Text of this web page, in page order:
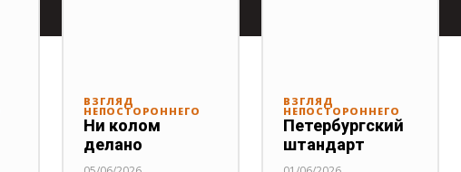
ВЗГЛЯД
НЕПОСТОРОННЕГО
Ни колом
делано
ВЗГЛЯД
НЕПОСТОРОННЕГО
Петербургский
штандарт